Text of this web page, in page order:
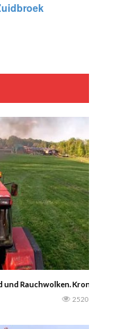
Rauchwolken. Krone BigX
2520